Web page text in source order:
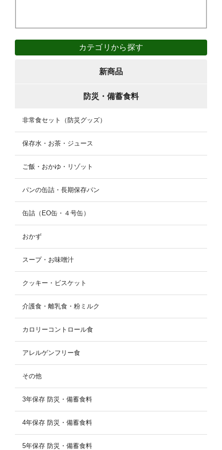
カテゴリから探す
新商品
防災・備蓄食料
非常食セット（防災グッズ）
保存水・お茶・ジュース
ご飯・おかゆ・リゾット
パンの缶詰・長期保存パン
缶詰（EO缶・４号缶）
おかず
スープ・お味噌汁
クッキー・ビスケット
介護食・離乳食・粉ミルク
カロリーコントロール食
アレルゲンフリー食
その他
3年保存 防災・備蓄食料
4年保存 防災・備蓄食料
5年保存 防災・備蓄食料